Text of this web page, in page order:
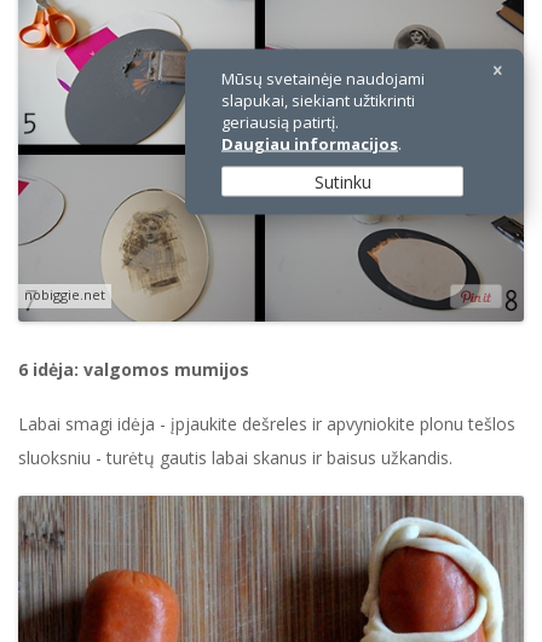
nobiggie.net
6 idėja: valgomos mumijos
Labai smagi idėja - įpjaukite dešreles ir apvyniokite plonu tešlos
sluoksniu - turėtų gautis labai skanus ir baisus užkandis.
Mūsų svetainėje naudojami
slapukai, siekiant užtikrinti
geriausią patirtį.
Daugiau informacijos.
Sutinku